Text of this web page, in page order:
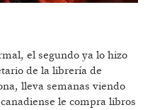
el segundo ya lo hizo
de la librería de
lleva semanas viendo
le compra libros